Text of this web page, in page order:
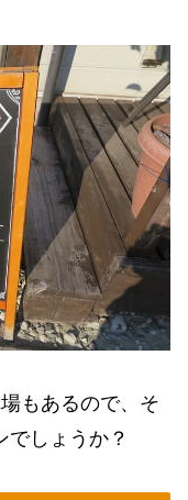
もあるので、そ
でしょうか？